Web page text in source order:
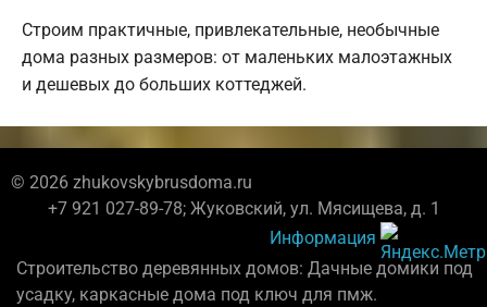
Строим практичные, привлекательные, необычные
дома разных размеров: от маленьких малоэтажных
и дешевых до больших коттеджей.
© 2026 zhukovskybrusdoma.ru
+7 921 027-89-78; Жуковский, ул. Мясищева, д. 1
Информация
Строительство деревянных домов: Дачные домики под
усадку, каркасные дома под ключ для пмж.